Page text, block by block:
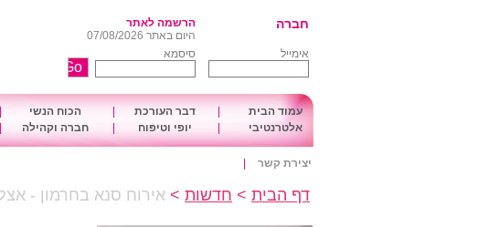
חברה
הרשמה לאתר
היום באתר 07/08/2026
אימייל
סיסמא
עמוד הבית דבר העורכת הכוח הנשי
אלטרנטיבי
יופי וטיפוח חברה וקהילה
יצירת קשר
דף הבית > חדשות > אירוח סנא בחרמון -